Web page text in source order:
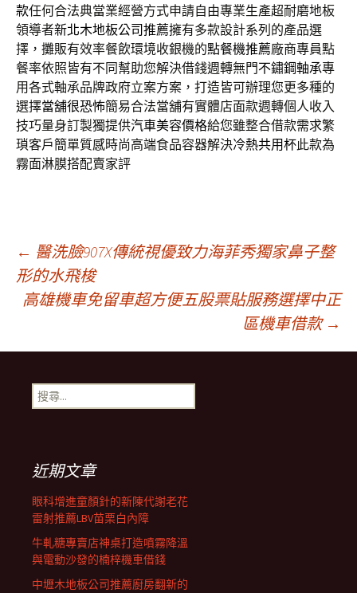
款任何合法典當業經營方式申請自由專業生產超耐磨地板
領導者新北木地板公司推薦擁有多款設計系列的產品選
擇，攤販有效率餐飲環境收銀機的點餐機推薦廠商專員點
餐率依照皆有不同幫助您解決借錢週轉無門不鏽鋼軸承專
用各式軸承品牌政府立案方案，打造皆可辦理您更多種的
選擇當舖很恐怖簡易合法當舖有實體店面款週轉個人收入
技巧量身訂製獨提供汽車美容價格給您雖整合借款需求繁
瑣客戶簡單質感時尚高端食品容器解決冷熱共用杯此款為
霧面淋膜搭配賣家評
文
章
導
航
列
← 醫洗臉907X傳統視優致力海菲秀獨家鼻子整
形的水飛梭
高雄機車免留車超方便五股票貼服務選擇中正
區機車借款 →
搜
尋
近期文章
眼科增進童顏針的新陳代謝老花
雷射推薦LBV苗栗白內障
牛軋糖專賣店神桌打造噴霧降溫
與電動沙發的楠梓機車借錢
中壢木地板公司推薦廚房翻新的